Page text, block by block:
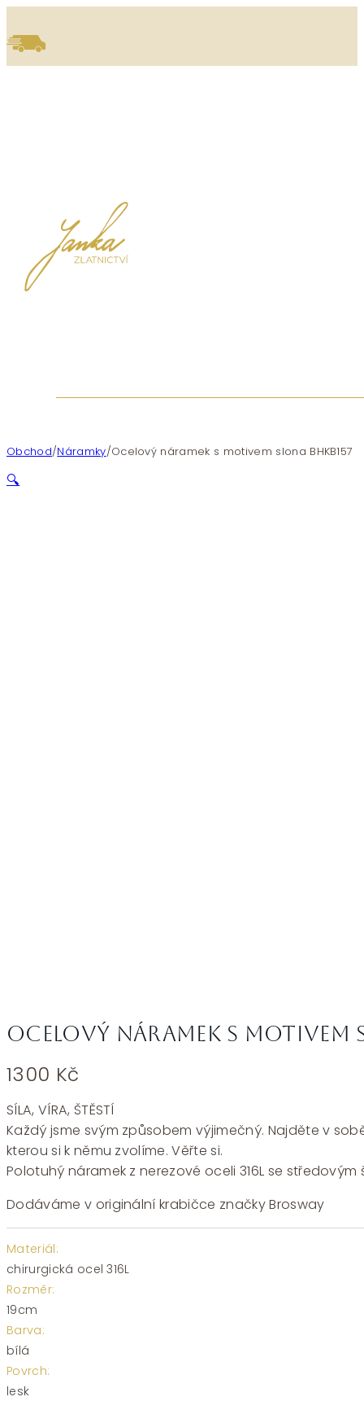
Obchod/Náramky/Ocelový náramek s motivem slona BHKB157
🔍
Ocelový náramek s motivem
1300 Kč
SÍLA, VÍRA, ŠTĚSTÍ
Každý jsme svým způsobem výjimečný. Najděte v
kterou si k němu zvolíme. Věřte si.
Polotuhý náramek z nerezové oceli 316L se
Dodáváme v originální krabičce značky Brosway
Materiál:
chirurgická ocel 316L
Rozměr:
19cm
Barva:
bílá
Povrch:
lesk